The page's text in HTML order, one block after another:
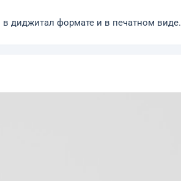
диджитал формате и в печатном виде.